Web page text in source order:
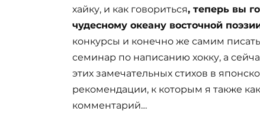
хайку, и как говориться, теперь вы
чудесному океану восточной
конкурсы и конечно же самим
семинар по написанию хокку, а
этих замечательных стихов в
рекомендации, к которым я также
комментарий…